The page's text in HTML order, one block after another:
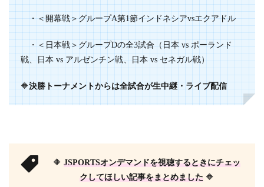
・＜開幕戦＞グループA第1節インドネシアvsエクアドル
・＜日本戦＞グループDの全3試合（日本 vs ポーランド
戦、日本 vs アルゼンチン戦、日本 vs セネガル戦）
🔶決勝トーナメントからは全試合が生中継・ライブ配信
🔶 JSPORTSオンデマンドを視聴するときにチェッ
クしてほしい記事をまとめました 🔶